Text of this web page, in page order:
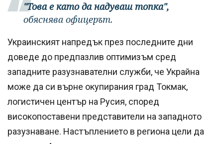
"Това е като да надуваш топка",
обяснява офицерът.
Украинският напредък през последните дни
доведе до предпазлив оптимизъм сред
западните разузнавателни служби, че Украйна
може да си върне окупирания град Токмак,
логистичен център на Русия, според
високопоставени представители на западното
разузнаване. Настъплението в региона цели да